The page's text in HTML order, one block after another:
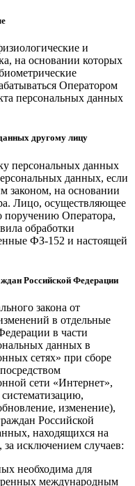
и
на основании которых
Оператором
персональных данных
другому лицу
персональных данных
данных, если
законом, на основании
Лицо, осуществляющее
поручению Оператора,
обработки
ФЗ-152 и настоящей
Российской Федерации
закона от
в отдельные
в части
данных в
сетях» при сборе
сети «Интернет»,
систематизацию,
изменение),
Российской
находящихся на
исключением случаев:
необходима для
международным